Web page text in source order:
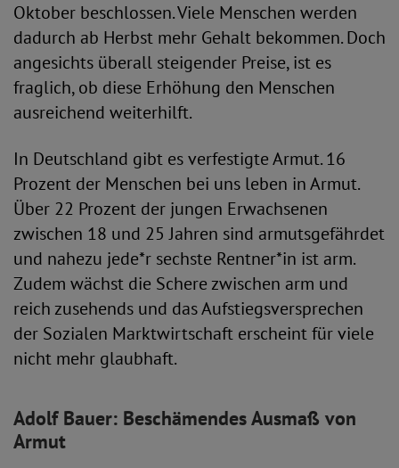
Oktober beschlossen. Viele Menschen werden
dadurch ab Herbst mehr Gehalt bekommen. Doch
angesichts überall steigender Preise, ist es
fraglich, ob diese Erhöhung den Menschen
ausreichend weiterhilft.
In Deutschland gibt es verfestigte Armut. 16
Prozent der Menschen bei uns leben in Armut.
Über 22 Prozent der jungen Erwachsenen
zwischen 18 und 25 Jahren sind armutsgefährdet
und nahezu jede*r sechste Rentner*in ist arm.
Zudem wächst die Schere zwischen arm und
reich zusehends und das Aufstiegsversprechen
der Sozialen Marktwirtschaft erscheint für viele
nicht mehr glaubhaft.
Adolf Bauer: Beschämendes Ausmaß von
Armut